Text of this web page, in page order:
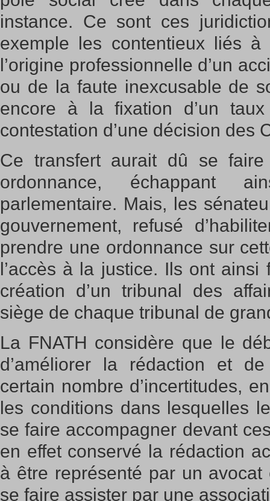
instance. Ce sont ces
exemple les contentieux liés à
l’origine professionnelle d’un
ou de la faute inexcusable de
encore à la fixation d’un
contestation d’une décision des
Ce transfert aurait dû se
ordonnance, échappant
parlementaire. Mais, les
gouvernement, refusé
prendre une ordonnance sur
l’accès à la justice. Ils ont
création d’un tribunal des
siège de chaque tribunal de
La FNATH considère que le
d’améliorer la rédaction et
certain nombre d’incertitudes,
les conditions dans lesquelles
se faire accompagner devant
en effet conservé la rédaction
à être représenté par un
se faire assister par une